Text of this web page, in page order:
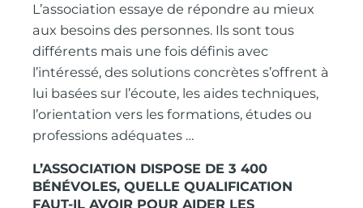
L’association essaye de répondre au mieux
aux besoins des personnes. Ils sont tous
différents mais une fois définis avec
l’intéressé, des solutions concrètes s’offrent à
lui basées sur l’écoute, les aides techniques,
l’orientation vers les formations, études ou
professions adéquates …
L’ASSOCIATION DISPOSE DE 3 400
BÉNÉVOLES, QUELLE QUALIFICATION
FAUT-IL AVOIR POUR AIDER LES